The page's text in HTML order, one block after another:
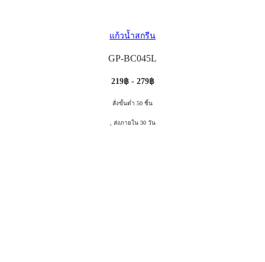
แก้วน้ำสกรีน
GP-BC045L
219฿ - 279฿
สั่งขั้นต่ำ 50 ชิ้น
, ส่งภายใน 30 วัน